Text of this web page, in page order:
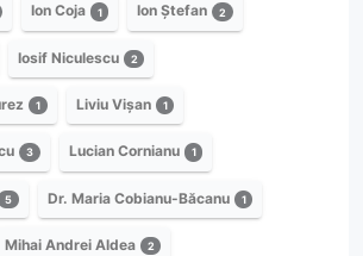
Ion Coja 1 Ion Ștefan 2
Iosif Niculescu 2
1 Liviu Vișan 1
3 Lucian Cornianu 1
5 Dr. Maria Cobianu-Băcanu 1
Mihai Andrei Aldea 2